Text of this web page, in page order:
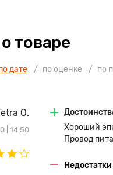
товаре
дате по оценке по
O.
| 14:50
Хороший
Провод
Недостатки